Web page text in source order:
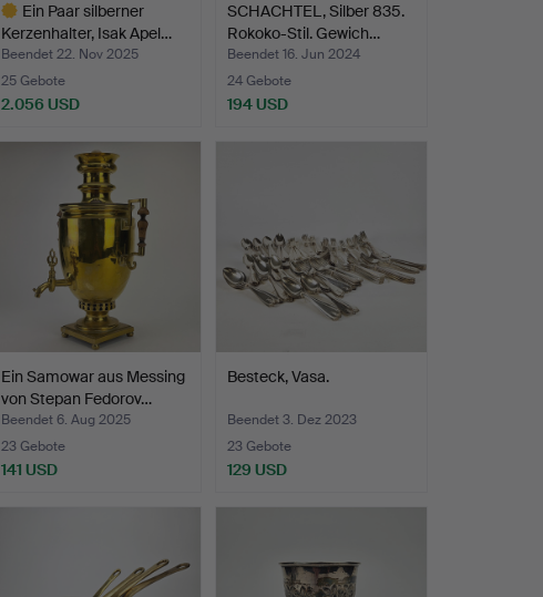
Ein Paar silberner
Kerzenhalter, Isak Apel…
Beendet 22. Nov 2025
25 Gebote
2.056 USD
SCHACHTEL, Silber 835.
Rokoko-Stil. Gewich…
Beendet 16. Jun 2024
24 Gebote
194 USD
Ein Samowar aus Messing
von Stepan Fedorov…
Beendet 6. Aug 2025
23 Gebote
141 USD
Besteck, Vasa.
Beendet 3. Dez 2023
23 Gebote
129 USD